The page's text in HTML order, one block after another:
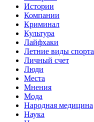
Истории
Компании
Криминал
Культура
Лайфхаки
Летние виды спорта
Личный счет
Люди
Места
Мнения
Мода
Народная медицина
Наука